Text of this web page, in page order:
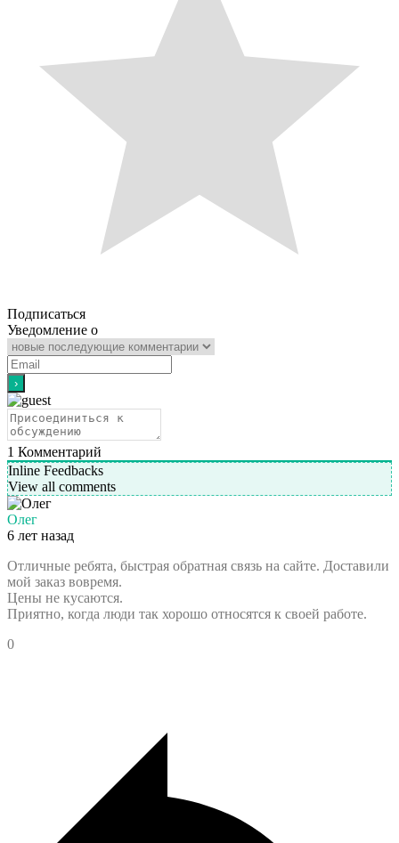
Подписаться
Уведомление о
1 Комментарий
Inline Feedbacks
View all comments
Олег
6 лет назад
Отличные ребята, быстрая обратная связь на сайте. Доставили
мой заказ вовремя.
Цены не кусаются.
Приятно, когда люди так хорошо относятся к своей работе.
0